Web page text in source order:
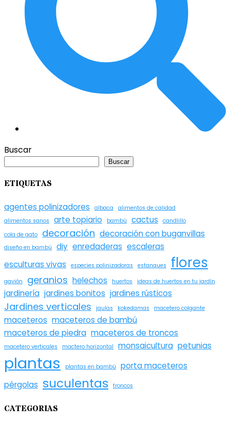
Buscar
Buscar
ETIQUETAS
agentes polinizadores albaca
alimentos de calidad
alimentos sanos
arte topiario bambú cactus
candlillo
cola de gato
decoración decoración con buganvillas
diseño en bambú diy enredaderas escaleras
esculturas vivas
especies polinizadoras estanques flores
gavión geranios helechos huertos ideas de huertos en tu jardín
jardinería jardines bonitos jardines rústicos
Jardines verticales jaulas kokedamas macetero colgante
maceteros maceteros de bambú
maceteros de piedra maceteros de troncos
macetero verticales mactero horizontal monsaicultura petunias
plantas plantas en bambú
porta maceteros
pérgolas suculentas troncos
CATEGORIAS